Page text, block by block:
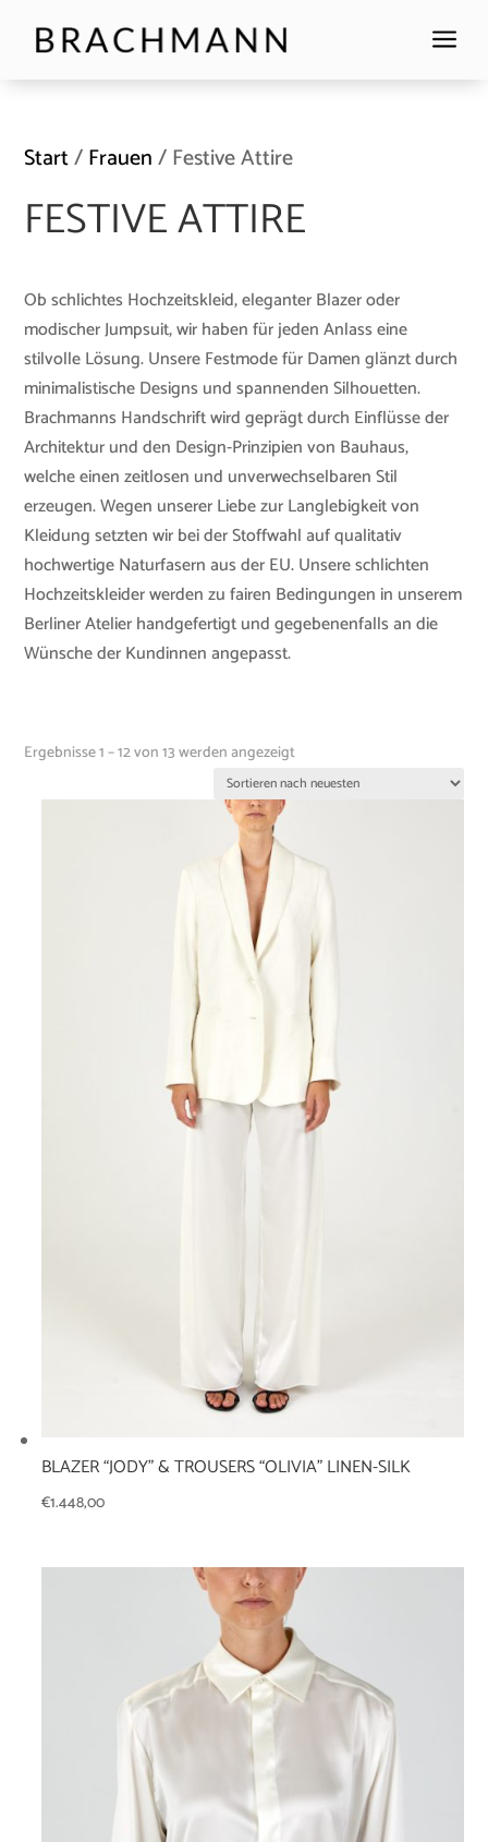
a
Start/Frauen/ Festive Attire
FESTIVE ATTIRE
Ob schlichtes Hochzeitskleid, eleganter Blazer oder
modischer Jumpsuit, wir haben für jeden Anlass eine
stilvolle Lösung. Unsere Festmode für Damen glänzt durch
minimalistische Designs und spannenden Silhouetten.
Brachmanns Handschrift wird geprägt durch Einflüsse der
Architektur und den Design-Prinzipien von Bauhaus,
welche einen zeitlosen und unverwechselbaren Stil
erzeugen. Wegen unserer Liebe zur Langlebigkeit von
Kleidung setzten wir bei der Stoffwahl auf qualitativ
hochwertige Naturfasern aus der EU. Unsere schlichten
Hochzeitskleider werden zu fairen Bedingungen in unserem
Berliner Atelier handgefertigt und gegebenenfalls an die
Wünsche der Kundinnen angepasst.
Ergebnisse 1 – 12 von 13 werden angezeigt
BLAZER “JODY” & TROUSERS “OLIVIA” LINEN-SILK
€1.448,00